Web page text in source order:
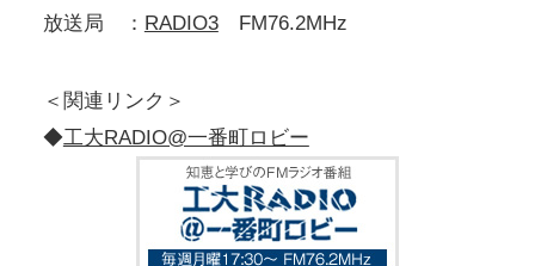
放送局 ： RADIO3FM76.2MHz
＜関連リンク＞
◆工大RADIO@一番町ロビー